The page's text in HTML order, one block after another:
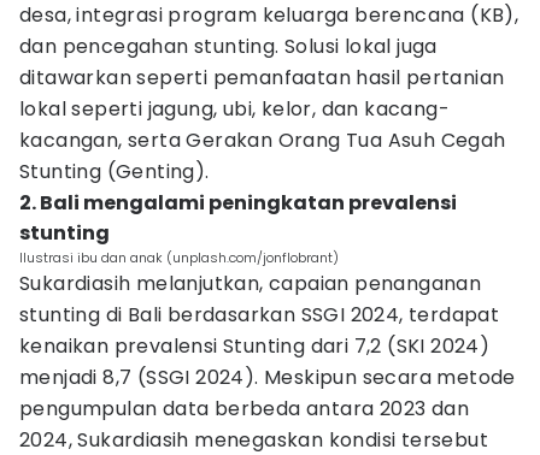
desa, integrasi program keluarga berencana (KB),
dan pencegahan stunting. Solusi lokal juga
ditawarkan seperti pemanfaatan hasil pertanian
lokal seperti jagung, ubi, kelor, dan kacang-
kacangan, serta Gerakan Orang Tua Asuh Cegah
Stunting (Genting).
2. Bali mengalami peningkatan prevalensi
stunting
Ilustrasi ibu dan anak (unplash.com/jonflobrant)
Sukardiasih melanjutkan, capaian penanganan
stunting di Bali berdasarkan SSGI 2024, terdapat
kenaikan prevalensi Stunting dari 7,2 (SKI 2024)
menjadi 8,7 (SSGI 2024). Meskipun secara metode
pengumpulan data berbeda antara 2023 dan
2024, Sukardiasih menegaskan kondisi tersebut